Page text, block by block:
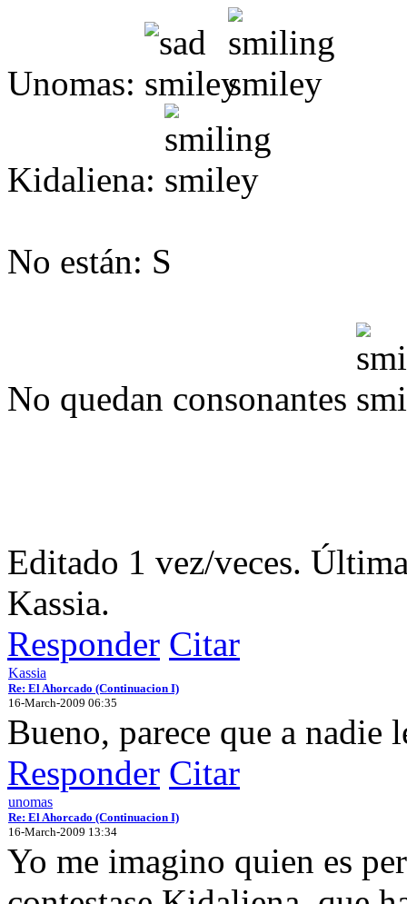
Unomas:
Kidaliena:
No están: S
No quedan consonantes
Editado 1 vez/veces.
Kassia.
Responder Citar
Kassia
Re: El Ahorcado (Continuacion I)
16-March-2009 06:35
Bueno, parece que a nadie
Responder Citar
unomas
Re: El Ahorcado (Continuacion I)
16-March-2009 13:34
Yo me imagino quien es